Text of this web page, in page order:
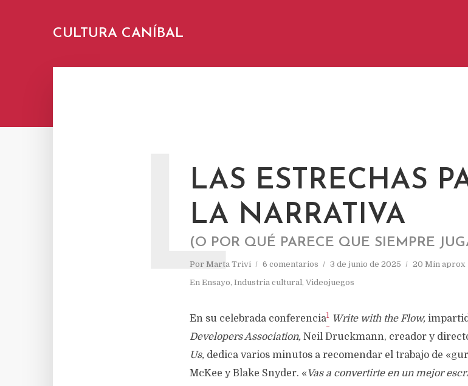
CULTURA CANÍBAL
LAS ESTRECHAS
LA NARRATIVA
(O POR QUÉ PARECE QUE SIEMPRE
Por Marta Trivi 6 comentarios 3 de junio de 2025
20 Min aprox
En Ensayo, Industria cultural, Videojuegos
L
En su celebrada conferencia1 Write with the Flow,
Developers Association, Neil Druckmann, creador y
Us, dedica varios minutos a recomendar el trabajo de
McKee y Blake Snyder. «Vas a convertirte en un mejor